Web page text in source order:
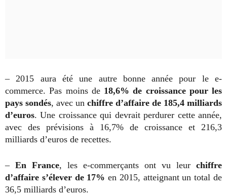
– 2015 aura été une autre bonne année pour le e-
commerce. Pas moins de 18,6% de croissance pour les
pays sondés, avec un chiffre d’affaire de 185,4 milliards
d’euros. Une croissance qui devrait perdurer cette année,
avec des prévisions à 16,7% de croissance et 216,3
milliards d’euros de recettes.
– En France, les e-commerçants ont vu leur chiffre
d’affaire s’élever de 17% en 2015, atteignant un total de
36,5 milliards d’euros.